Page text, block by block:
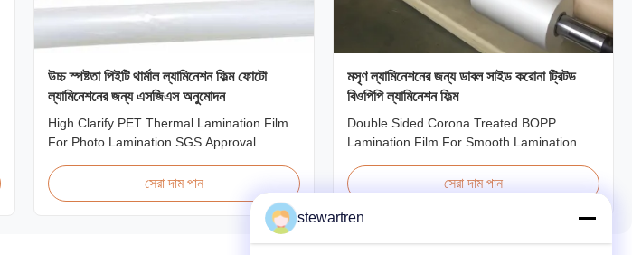
উচ্চ স্পষ্টতা পিইটি থার্মাল ল্যামিনেশন ফিল্ম ফোটো
ল্যামিনেশনের জন্য এসজিএস অনুমোদন
High Clarify PET Thermal Lamination Film
For Photo Lamination SGS Approval
PET thermal lamination film rolls with
thickness ranging from 12 micron to 350
micron. Both glossy and matte finishing
options are available. Popular thickness
সেরা দাম পান
মসৃণ ল্যামিনেশনের জন্য ডাবল সাইড করোনা ট্রিটড
বিওপিপি ল্যামিনেশন ফিল্ম
Double Sided Corona Treated BOPP
Lamination Film For Smooth Lamination
Films are manufactured using Multiple
finish and excellent adhesion to printed
সেরা দাম পান
stewartren